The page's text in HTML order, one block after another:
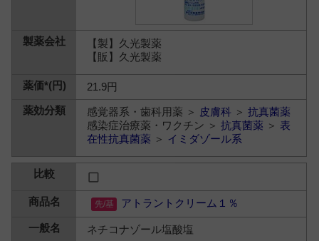
【製】久光製薬
【販】久光製薬
21.9円
感覚器系・歯科用薬 ＞ 皮膚科 ＞抗真菌薬
感染症治療薬・ワクチン ＞抗真菌薬 ＞表
在性抗真菌薬 ＞ イミダゾール系
アトラントクリーム１％
ネチコナゾール塩酸塩